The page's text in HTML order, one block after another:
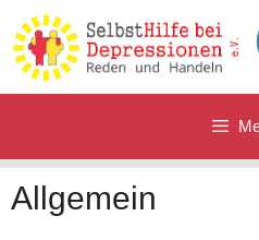
Inhalt
springen
Allgemein